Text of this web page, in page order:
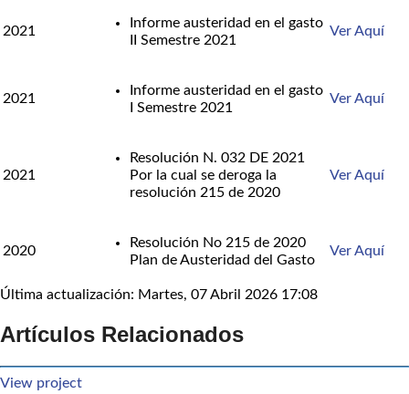
2021
Informe austeridad en el gasto
II Semestre 2021
Ver Aquí
2021
Informe austeridad en el gasto
I Semestre 2021
Ver Aquí
2021
Resolución N. 032 DE 2021
Por la cual se deroga la
resolución 215 de 2020
Ver Aquí
2020
Resolución No 215 de 2020
Plan de Austeridad del Gasto
Ver Aquí
Última actualización: Martes, 07 Abril 2026 17:08
Artículos Relacionados
View project